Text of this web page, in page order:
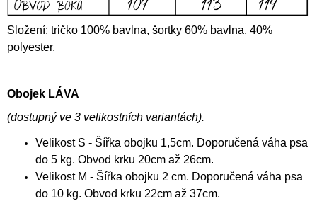
Složení: tričko 100% bavlna, šortky 60% bavlna, 40%
polyester.
Obojek LÁVA
(dostupný ve 3 velikostních variantách).
Velikost S - Šířka obojku 1,5cm. Doporučená váha psa
do 5 kg. Obvod krku 20cm až 26cm.
Velikost M - Šířka obojku 2 cm. Doporučená váha psa
do 10 kg. Obvod krku 22cm až 37cm.